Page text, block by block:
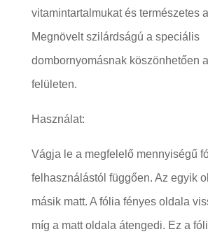
vitamintartalmukat és természetes
Megnövelt szilárdságú a speciális
dombornyomásnak köszönhetően
felületen.
Használat:
Vágja le a megfelelő mennyiségű
felhasználástól függően. Az egyik
másik matt. A fólia fényes oldala
míg a matt oldala átengedi. Ez a